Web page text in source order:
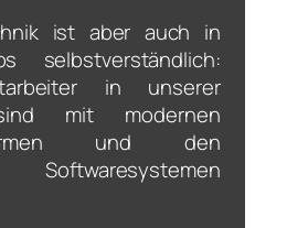
ist aber auch in
selbstverständlich:
in unserer
mit modernen
und den